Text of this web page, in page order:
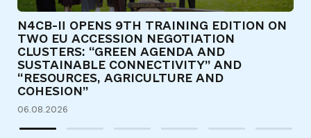
N4CB-II OPENS 9TH TRAINING EDITION ON
TWO EU ACCESSION NEGOTIATION
CLUSTERS: “GREEN AGENDA AND
SUSTAINABLE CONNECTIVITY” AND
“RESOURCES, AGRICULTURE AND
COHESION”
06.08.2026